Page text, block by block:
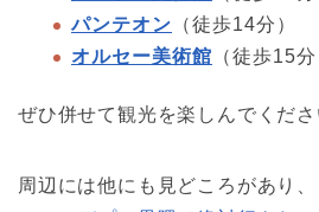
パンテオン （徒歩14分）
オルセー美術館 （徒歩15分
ぜひ併せて観光を楽しんでくださ
周辺には他にも見どころがあり、